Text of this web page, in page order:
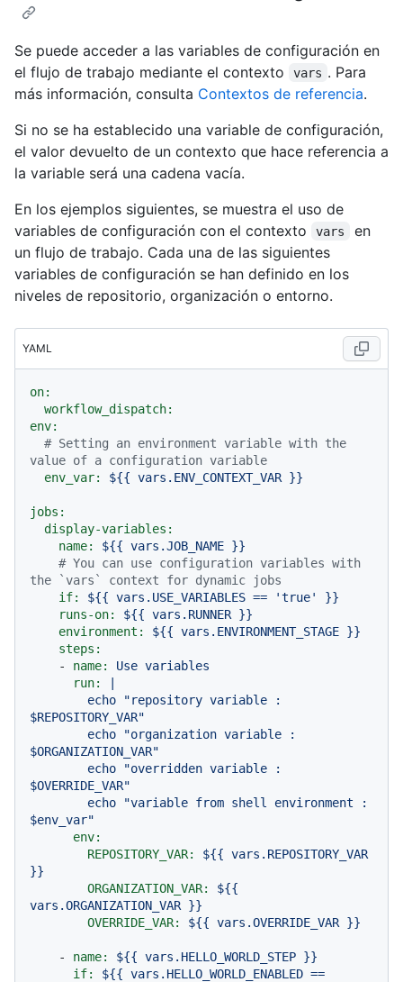
Se puede acceder a las variables de configuración en
el flujo de trabajo mediante el contexto
vars . Para
más información, consulta Contextos de referencia.
Si no se ha establecido una variable de configuración,
el valor devuelto de un contexto que hace referencia a
la variable será una cadena vacía.
En los ejemplos siguientes, se muestra el uso de
variables de configuración con el contexto
vars
en
un flujo de trabajo. Cada una de las siguientes
variables de configuración se han definido en los
niveles de repositorio, organización o entorno.
YAML
on:
workflow_dispatch:
env:
# Setting an environment variable with the
value of a configuration variable
env_var:
${{ vars.ENV_CONTEXT_VAR }}
jobs:
display-variables:
name:
${{ vars.JOB_NAME }}
# You can use configuration variables with
the `vars` context for dynamic jobs
if:
${{ vars.USE_VARIABLES == 'true'
}}
runs-on:
${{ vars.RUNNER }}
environment:
${{ vars.ENVIRONMENT_STAGE }}
steps:
-
name: Use variables
run:
|
$REPOSITORY_VAR"
$ORGANIZATION_VAR"
$OVERRIDE_VAR"
env:
REPOSITORY_VAR:
${{ vars.REPOSITORY_VAR
}}
ORGANIZATION_VAR:
${{
vars.ORGANIZATION_VAR }}
OVERRIDE_VAR:
${{ vars.OVERRIDE_VAR }}
- name: ${{ vars.HELLO_WORLD_STEP }}
if:
${{ vars.HELLO_WORLD_ENABLED ==